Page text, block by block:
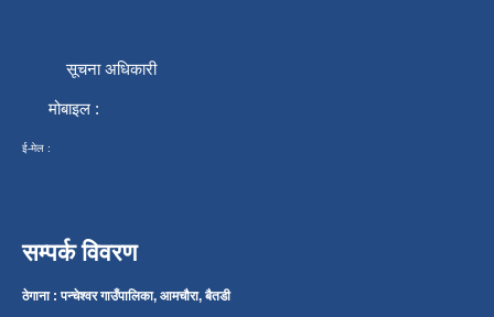
सूचना अधिकारी
मोबाइल :
ई-मेल :
सम्पर्क विवरण
ठेगाना : पन्चेश्वर गाउँपालिका, आमचौरा, बैतडी